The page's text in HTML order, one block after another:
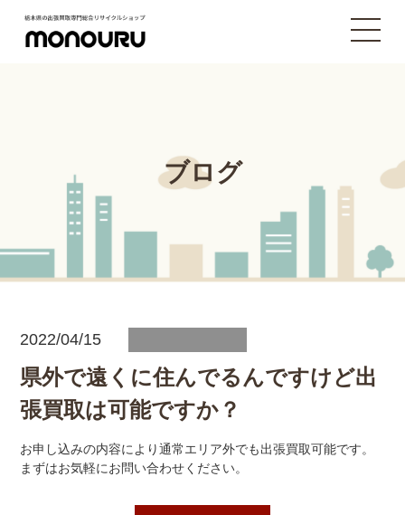
ブログ
2022/04/15
県外で遠くに住んでるんですけど出
張買取は可能ですか？
お申し込みの内容により通常エリア外でも出張買取可能です。
まずはお気軽にお問い合わせください。